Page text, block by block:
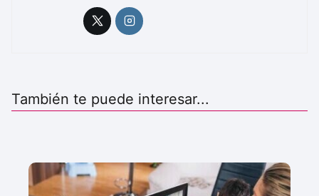
También te puede interesar...